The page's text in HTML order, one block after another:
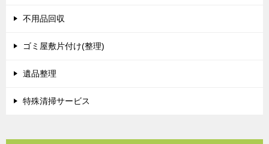
不用品回収
ゴミ屋敷片付け(整理)
遺品整理
特殊清掃サービス